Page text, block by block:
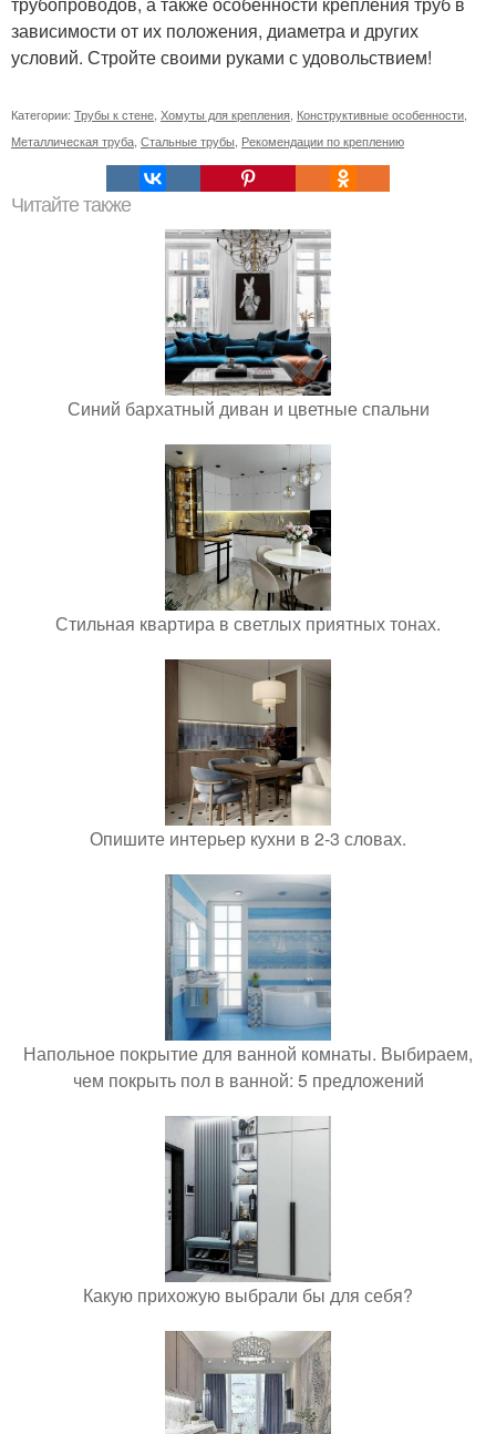
зависимости от их положения, диаметра и других
условий. Стройте своими руками с удовольствием!
Категории: Трубы к стене Хомуты для крепления Конструктивные особенности
Металлическая труба Стальные трубы Рекомендации по креплению
Читайте также
Синий бархатный диван и цветные спальни
Стильная квартира в светлых приятных тонах.
Опишите интерьер кухни в 2-3 словах.
Напольное покрытие для ванной комнаты. Выбираем,
чем покрыть пол в ванной: 5 предложений
Какую прихожую выбрали бы для себя?